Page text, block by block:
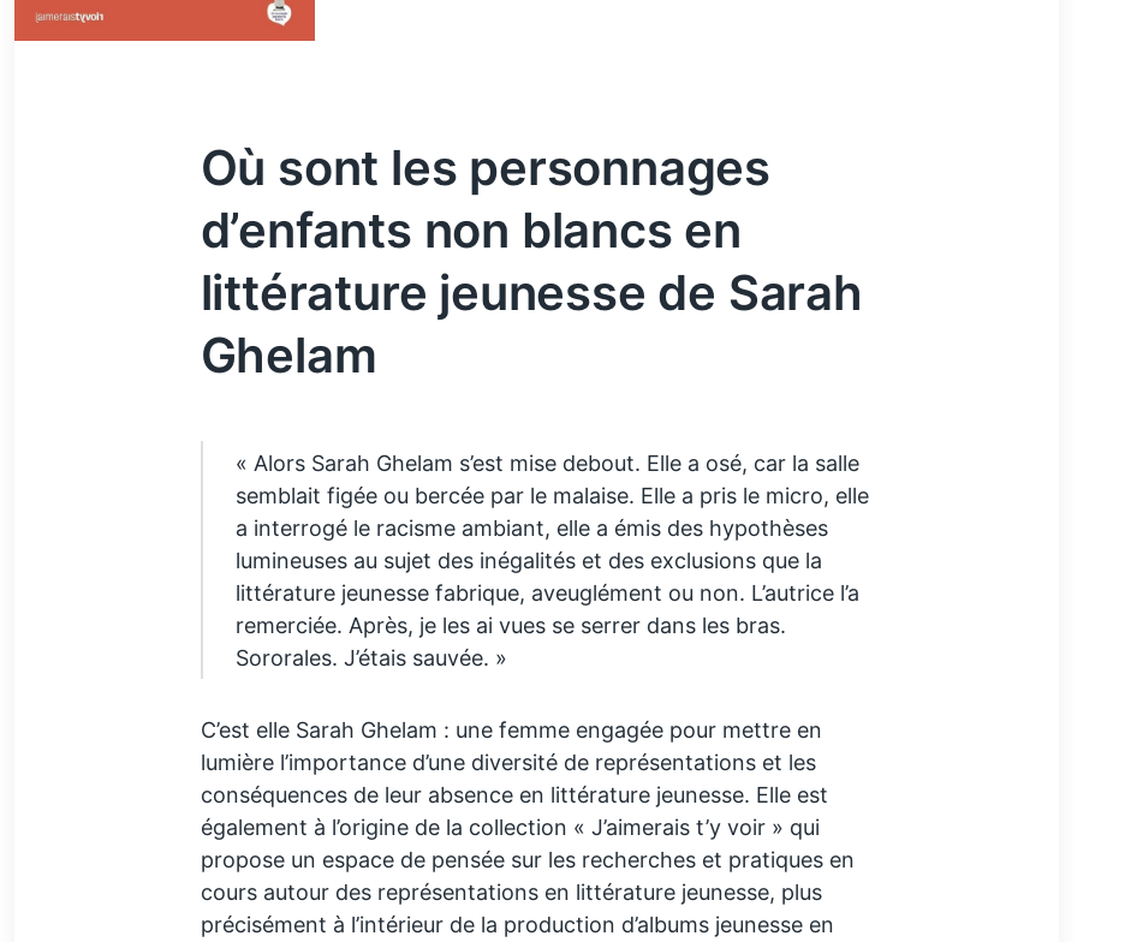
Où sont les personnages
d’enfants non blancs en
littérature jeunesse de Sarah
Ghelam
« Alors Sarah Ghelam s’est mise debout. Elle a osé, car la salle
semblait figée ou bercée par le malaise. Elle a pris le micro, elle
a interrogé le racisme ambiant, elle a émis des hypothèses
lumineuses au sujet des inégalités et des exclusions que la
littérature jeunesse fabrique, aveuglément ou non. L’autrice l’a
remerciée. Après, je les ai vues se serrer dans les bras.
Sororales. J’étais sauvée. »
C’est elle Sarah Ghelam : une femme engagée pour mettre en
lumière l’importance d’une diversité de représentations et les
conséquences de leur absence en littérature jeunesse. Elle est
également à l’origine de la collection « J’aimerais t’y voir » qui
propose un espace de pensée sur les recherches et pratiques en
cours autour des représentations en littérature jeunesse, plus
précisément à l’intérieur de la production d’albums jeunesse en